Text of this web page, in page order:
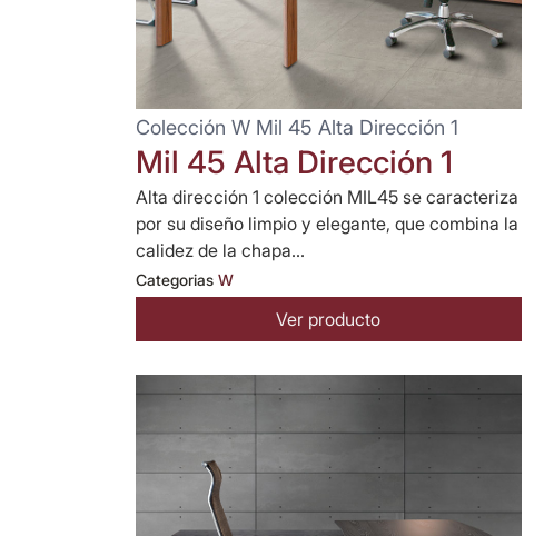
Colección W Mil 45 Alta Dirección 1
Mil 45 Alta Dirección 1
Alta dirección 1 colección MIL45 se caracteriza
por su diseño limpio y elegante, que combina la
calidez de la chapa...
Categorias W
Ver producto